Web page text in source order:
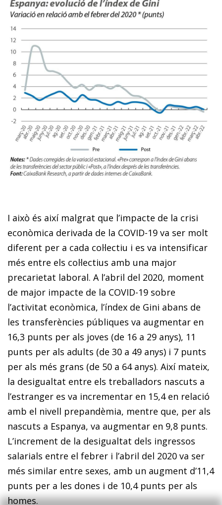
I això és així malgrat que l’impacte de la crisi
econòmica derivada de la COVID-19 va ser molt
diferent per a cada col·lectiu i es va intensificar
més entre els col·lectius amb una major
precarietat laboral. A l’abril del 2020, moment
de major impacte de la COVID-19 sobre
l’activitat econòmica, l’índex de Gini abans de
les transferències públiques va augmentar en
16,3 punts per als joves (de 16 a 29 anys), 11
punts per als adults (de 30 a 49 anys) i 7 punts
per als més grans (de 50 a 64 anys). Així mateix,
la desigualtat entre els treballadors nascuts a
l’estranger es va incrementar en 15,4 en relació
amb el nivell prepandèmia, mentre que, per als
nascuts a Espanya, va augmentar en 9,8 punts.
L’increment de la desigualtat dels ingressos
salarials entre el febrer i l’abril del 2020 va ser
més similar entre sexes, amb un augment d’11,4
punts per a les dones i de 10,4 punts per als
homes.